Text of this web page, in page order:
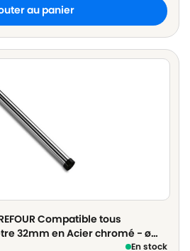
au panier
Compatible tous
32mm en Acier chromé - ø
En stock